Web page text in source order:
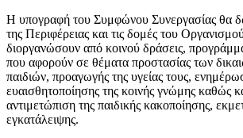
Η υπογραφή του Συμφώνου Συνεργασίας θα
της Περιφέρειας και τις δομές του
διοργανώσουν από κοινού δράσεις,
που αφορούν σε θέματα προστασίας των
παιδιών, προαγωγής της υγείας τους,
ευαισθητοποίησης της κοινής γνώμης καθώς
αντιμετώπιση της παιδικής κακοποίησης,
εγκατάλειψης.